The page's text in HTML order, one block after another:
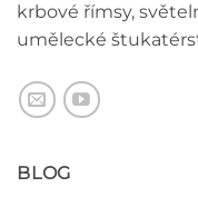
krbové římsy,
umělecké
BLOG